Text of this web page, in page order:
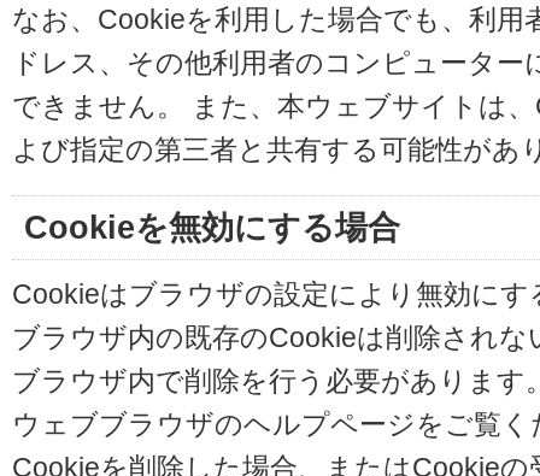
なお、Cookieを利用した場合でも、利用
ドレス、その他利用者のコンピュータ
できません。 また、本ウェブサイトは
よび指定の第三者と共有する可能性があ
Cookieを無効にする場合
Cookieはブラウザの設定により無効に
ブラウザ内の既存のCookieは削除され
ブラウザ内で削除を行う必要があります
ウェブブラウザのヘルプページをご覧く
Cookieを削除した場合、またはCookie